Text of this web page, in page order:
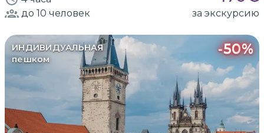
до 10 человек за экскурсию
ИНДИВИДУАЛЬНАЯ
пешком
-50%